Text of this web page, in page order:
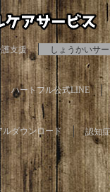
護支援 しょうかいサ
ハートフル公式LINE
ルダウンロード 認知